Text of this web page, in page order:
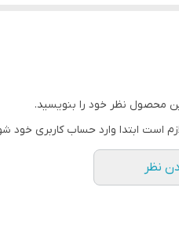
محصول نظر خود را بنویسید.
است ابتدا وارد حساب کاربری خود
نظر